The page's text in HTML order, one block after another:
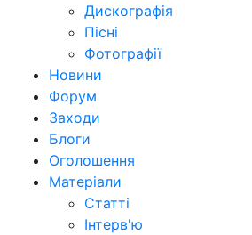
Дискографія
Пісні
Фотографії
Новини
Форум
Заходи
Блоги
Оголошення
Матеріали
Статті
Інтерв'ю